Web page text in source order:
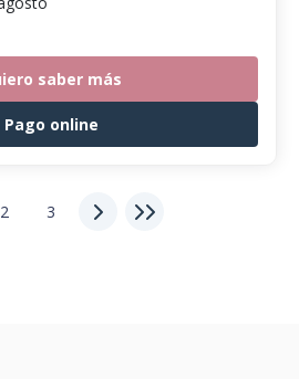
saber más
Pago online
2 3